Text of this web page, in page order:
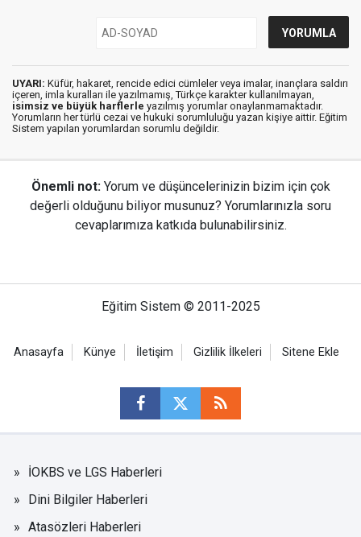
UYARI: Küfür, hakaret, rencide edici cümleler veya imalar, inançlara saldırı
içeren, imla kuralları ile yazılmamış, Türkçe karakter kullanılmayan,
isimsiz ve büyük harflerle yazılmış yorumlar onaylanmamaktadır.
Yorumların her türlü cezai ve hukuki sorumluluğu yazan kişiye aittir. Eğitim
Sistem yapılan yorumlardan sorumlu değildir.
Önemli not: Yorum ve düşüncelerinizin bizim için çok
değerli olduğunu biliyor musunuz? Yorumlarınızla soru
cevaplarımıza katkıda bulunabilirsiniz.
Eğitim Sistem © 2011-2025
Anasayfa Künye İletişim Gizlilik İlkeleri Sitene Ekle
İOKBS ve LGS Haberleri
Dini Bilgiler Haberleri
Atasözleri Haberleri